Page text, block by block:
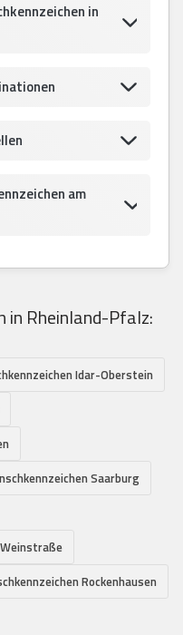
in
am
in Rheinland-Pfalz:
Idar-Oberstein
Saarburg
Rockenhausen